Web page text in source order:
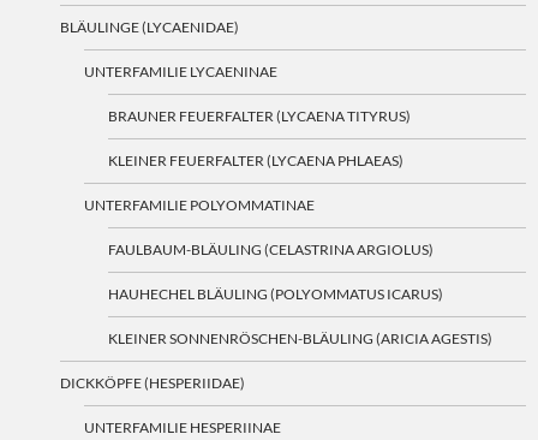
BLÄULINGE (LYCAENIDAE)
UNTERFAMILIE LYCAENINAE
BRAUNER FEUERFALTER (LYCAENA TITYRUS)
KLEINER FEUERFALTER (LYCAENA PHLAEAS)
UNTERFAMILIE POLYOMMATINAE
FAULBAUM-BLÄULING (CELASTRINA ARGIOLUS)
HAUHECHEL BLÄULING (POLYOMMATUS ICARUS)
KLEINER SONNENRÖSCHEN-BLÄULING (ARICIA AGESTIS)
DICKKÖPFE (HESPERIIDAE)
UNTERFAMILIE HESPERIINAE